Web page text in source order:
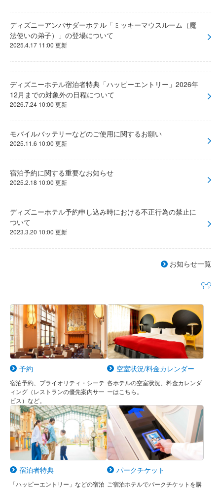
ディズニーアンバサダーホテル「ミッキーマウスルーム（魔
法使いの弟子）」の登場について
2025.4.17 11:00 更新
ディズニーホテル宿泊者特典「ハッピーエントリー」2026年
12月までの対象外の日程について
2026.7.24 10:00 更新
モバイルバッテリーなどのご使用に関するお願い
2025.11.6 10:00 更新
宿泊予約に関する重要なお知らせ
2025.2.18 10:00 更新
ディズニーホテル予約申し込み時における不正行為の禁止に
ついて
2023.3.20 10:00 更新
お知らせ一覧
予約
宿泊予約、プライオリティ・シーテ
ィング（レストランの優先案内サー
ビス）など。
空室状況/料金カレンダー
各ホテルの空室状況、料金カレンダ
ーはこちら。
宿泊者特典
「ハッピーエントリー」などの宿泊
パークチケット
ご宿泊ホテルでパークチケットを購